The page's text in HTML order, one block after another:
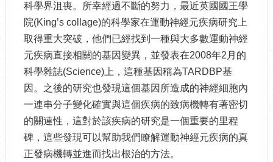
科學界沮喪。所幸經過不斷的努力，最近英國國王學
院(King’s collage)的科學家在運動神經元疾病研究上
取得重大突破，他們已經找到一種與大多數運動神經
元疾病直接相關的基因變異，並發表在2008年2月的
科學雜誌(Science)上，這種基因稱為TARDBP基
因。之後的研究也發現這個基因所造成的神經細胞內
一連串分子變化確實與這個疾病的致病機轉有著密切
的關連性，這對於該疾病的研究是一個重要的里程
碑，這些發現可以幫助我們瞭解運動神經元疾病的真
正發病機轉並進而找出根治的方法。